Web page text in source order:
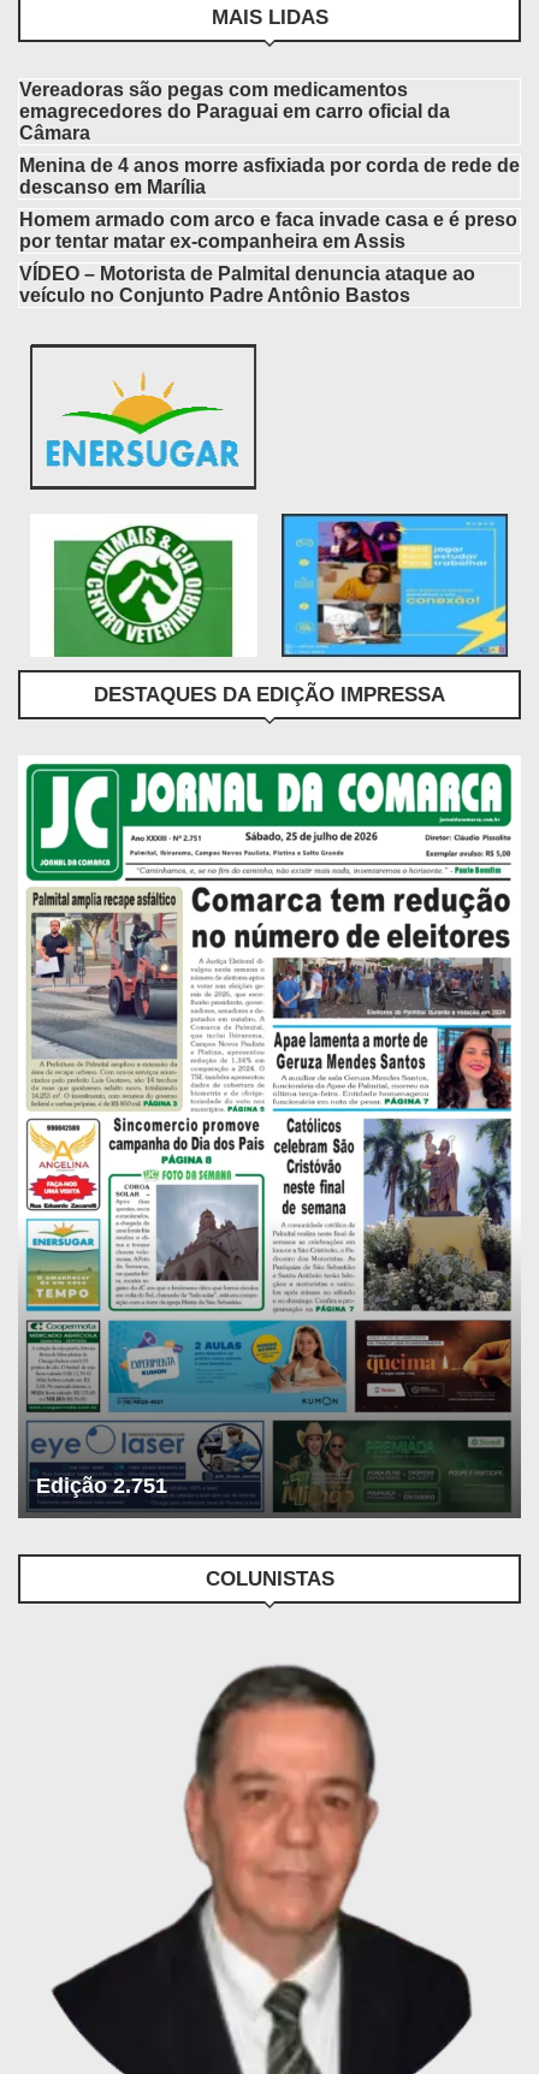
MAIS LIDAS
Vereadoras são pegas com medicamentos
emagrecedores do Paraguai em carro oficial da
Câmara
Menina de 4 anos morre asfixiada por corda de rede de
descanso em Marília
Homem armado com arco e faca invade casa e é preso
por tentar matar ex-companheira em Assis
VÍDEO – Motorista de Palmital denuncia ataque ao
veículo no Conjunto Padre Antônio Bastos
DESTAQUES DA EDIÇÃO IMPRESSA
Edição 2.751
COLUNISTAS